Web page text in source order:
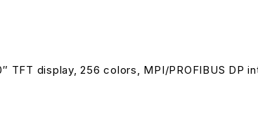
TFT display, 256 colors, MPI/PROFIBUS